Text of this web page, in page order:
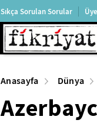
Sıkça Sorulan Sorular
Anasayfa Dünya